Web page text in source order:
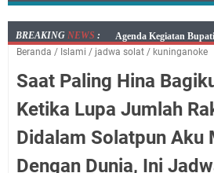
BREAKING NEWS :
Ini Jadwal Samsat
2026
Senin 10 Agustus 2026
Kaya Salat, Miskin
Jadwal Salat Wilayah
Beranda / Islami / jadwa solat / kuninganoke
Saat Paling Hina
Ketika Lupa Jumlah
Didalam Solatpun Aku
Dengan Dunia, Ini